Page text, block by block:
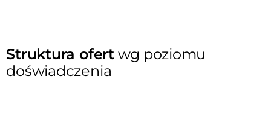
Struktura ofertwg poziomu
doświadczenia